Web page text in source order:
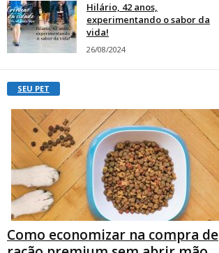
Hilário, 42 anos,
experimentando o sabor da
vida!
26/08/2024
SEU PET
Como economizar na compra de